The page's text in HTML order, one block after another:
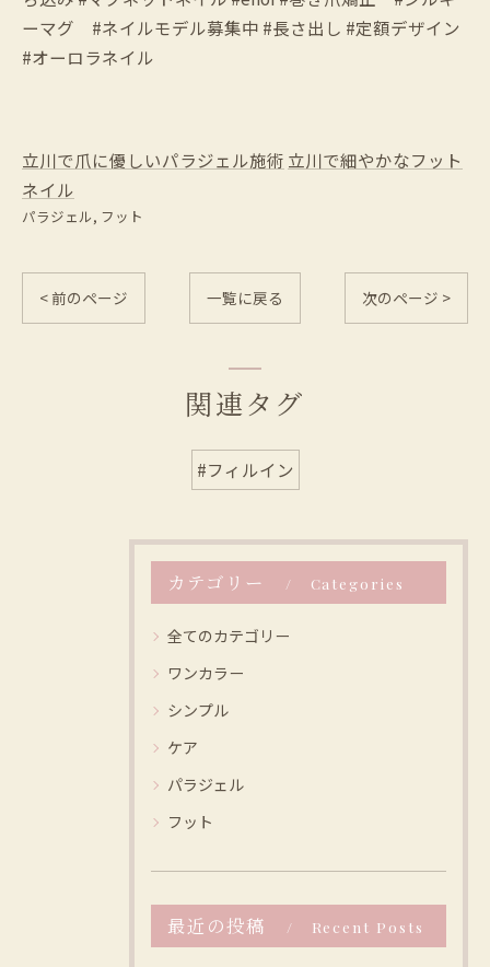
ーマグ #ネイルモデル募集中 #長さ出し #定額デザイン
#オーロラネイル
立川で爪に優しいパラジェル施術 立川で細やかなフット
ネイル
パラジェル フット
< 前のページ 一覧に戻る 次のページ >
関連タグ
#フィルイン
カテゴリー Categories
全てのカテゴリー
ワンカラー
シンプル
ケア
パラジェル
フット
最近の投稿 Recent Posts